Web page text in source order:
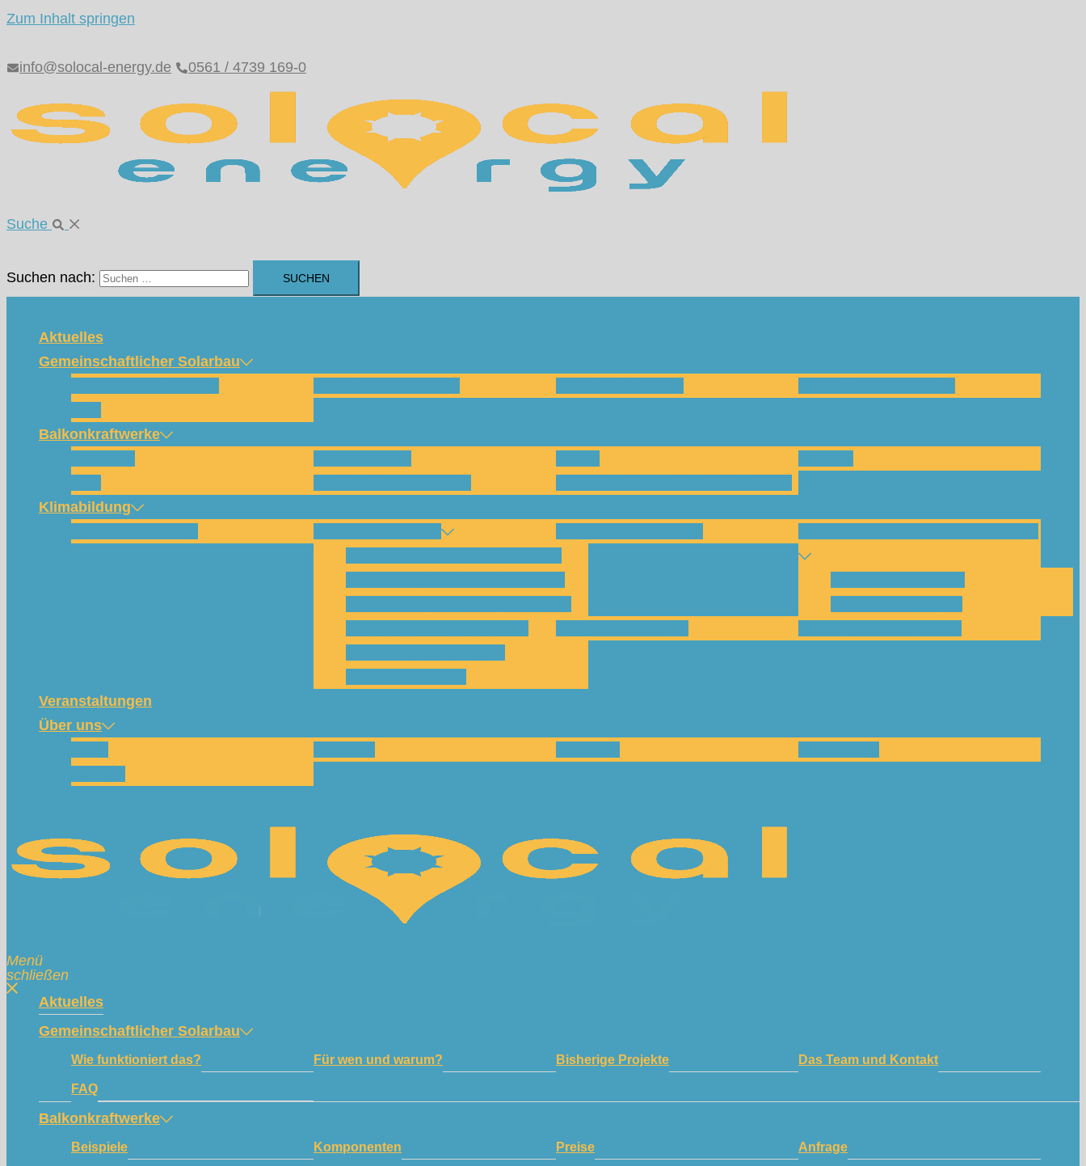
Zum Inhalt springen
info@solocal-energy.de 0561 / 4739 169-0
Suche
Suchen nach:
Aktuelles
Gemeinschaftlicher Solarbau
Balkonkraftwerke
Klimabildung
Veranstaltungen
Über uns
Menü
schließen
Aktuelles
Gemeinschaftlicher Solarbau
Wie funktioniert das? Für wen und warum? Bisherige Projekte Das Team und Kontakt
FAQ
Balkonkraftwerke
Beispiele Komponenten Preise Anfrage